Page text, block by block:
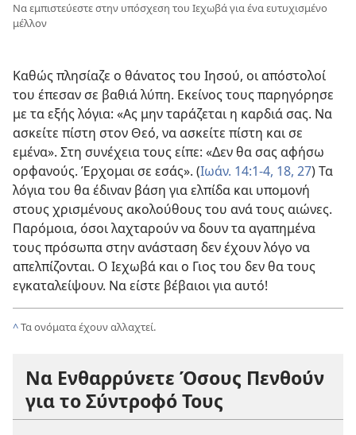
Να εμπιστεύεστε στην υπόσχεση του Ιεχωβά για ένα ευτυχισμένο
μέλλον
Καθώς πλησίαζε ο θάνατος του Ιησού, οι απόστολοί
του έπεσαν σε βαθιά λύπη. Εκείνος τους παρηγόρησε
με τα εξής λόγια: «Ας μην ταράζεται η καρδιά σας. Να
ασκείτε πίστη στον Θεό, να ασκείτε πίστη και σε
εμένα». Στη συνέχεια τους είπε: «Δεν θα σας αφήσω
ορφανούς. Έρχομαι σε εσάς». (Ιωάν. 14:1-4, 18, 27) Τα
λόγια του θα έδιναν βάση για ελπίδα και υπομονή
στους χρισμένους ακολούθους του ανά τους αιώνες.
Παρόμοια, όσοι λαχταρούν να δουν τα αγαπημένα
τους πρόσωπα στην ανάσταση δεν έχουν λόγο να
απελπίζονται. Ο Ιεχωβά και ο Γιος του δεν θα τους
εγκαταλείψουν. Να είστε βέβαιοι για αυτό!
^Τα ονόματα έχουν αλλαχτεί.
Να Ενθαρρύνετε Όσους Πενθούν
για το Σύντροφό Τους